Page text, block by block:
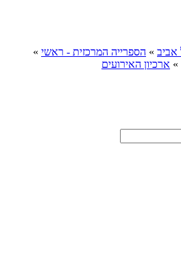
אביב » הספרייה המרכזית - ראשי »
» ארכיון האירועים